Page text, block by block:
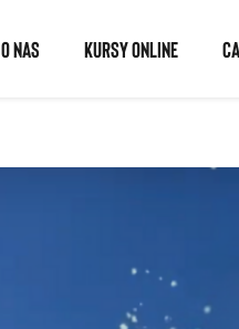
O NAS KURSY ONLINE